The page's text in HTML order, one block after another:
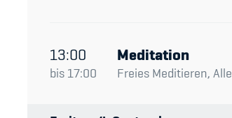
13:00
bis 17:00
Meditation
Freies Meditieren, Alle